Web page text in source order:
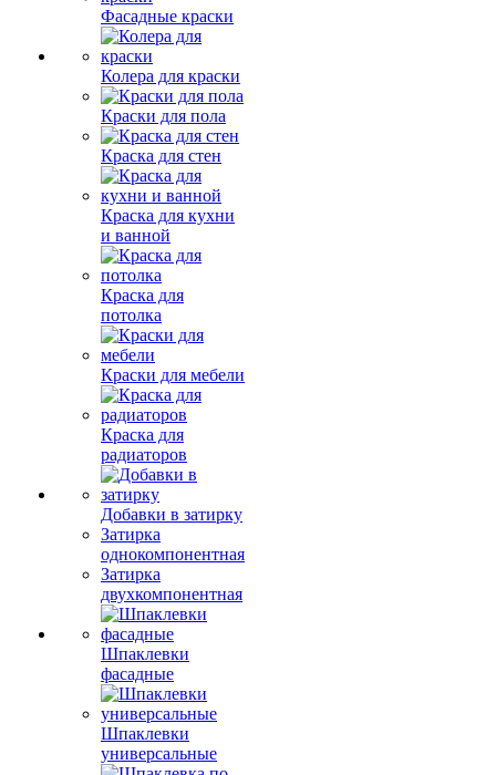
Фасадные краски
Колера для краски
Краски для пола
Краска для стен
Краска для кухни
и ванной
Краска для
потолка
Краски для мебели
Краска для
радиаторов
Добавки в затирку
Затирка
однокомпонентная
Затирка
двухкомпонентная
Шпаклевки
фасадные
Шпаклевки
универсальные